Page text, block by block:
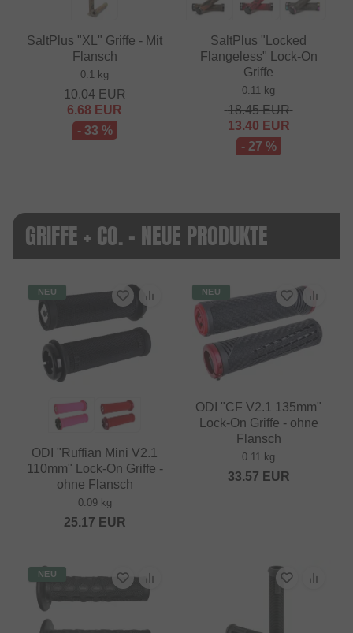
SaltPlus "XL" Griffe - Mit
Flansch
0.1 kg
10.04EUR
6.68 EUR
- 33 %
SaltPlus "Locked
Flangeless" Lock-On
Griffe
0.11 kg
18.45EUR
13.40 EUR
- 27 %
GRIFFE + CO. - NEUE PRODUKTE
NEU
ODI "Ruffian Mini V2.1
110mm" Lock-On Griffe -
ohne Flansch
0.09 kg
25.17 EUR
NEU
ODI "CF V2.1 135mm"
Lock-On Griffe - ohne
Flansch
0.11 kg
33.57 EUR
NEU